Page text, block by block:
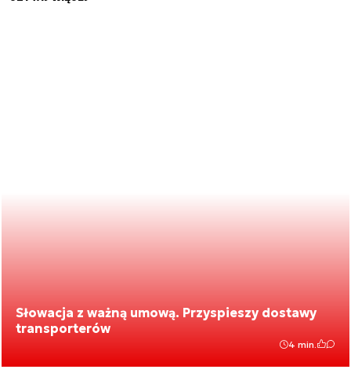
Słowacja z ważną umową. Przyspieszy dostawy
transporterów
4 min.